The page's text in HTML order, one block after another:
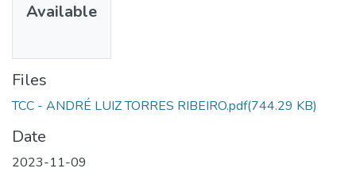
Available
Files
TCC - ANDRÉ LUIZ TORRES RIBEIRO.pdf(744.29 KB)
Date
2023-11-09